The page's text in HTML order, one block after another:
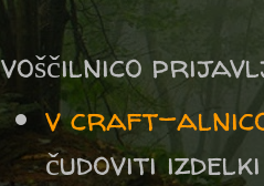
voščilnico
v craft-
čudoviti